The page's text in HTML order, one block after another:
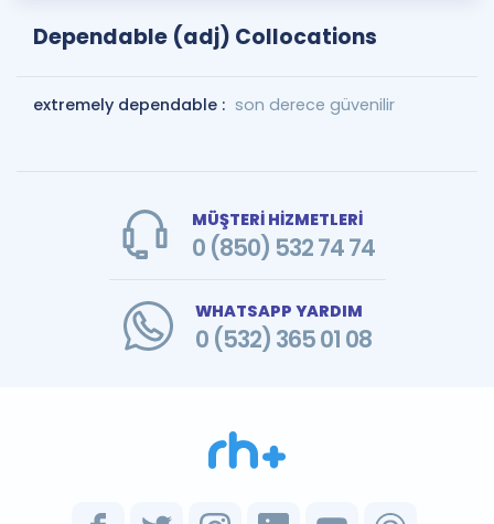
Dependable (adj) Collocations
extremely dependable : son derece güvenilir
MÜŞTERİ HİZMETLERİ
0 (850) 532 74 74
WHATSAPP YARDIM
0 (532) 365 01 08